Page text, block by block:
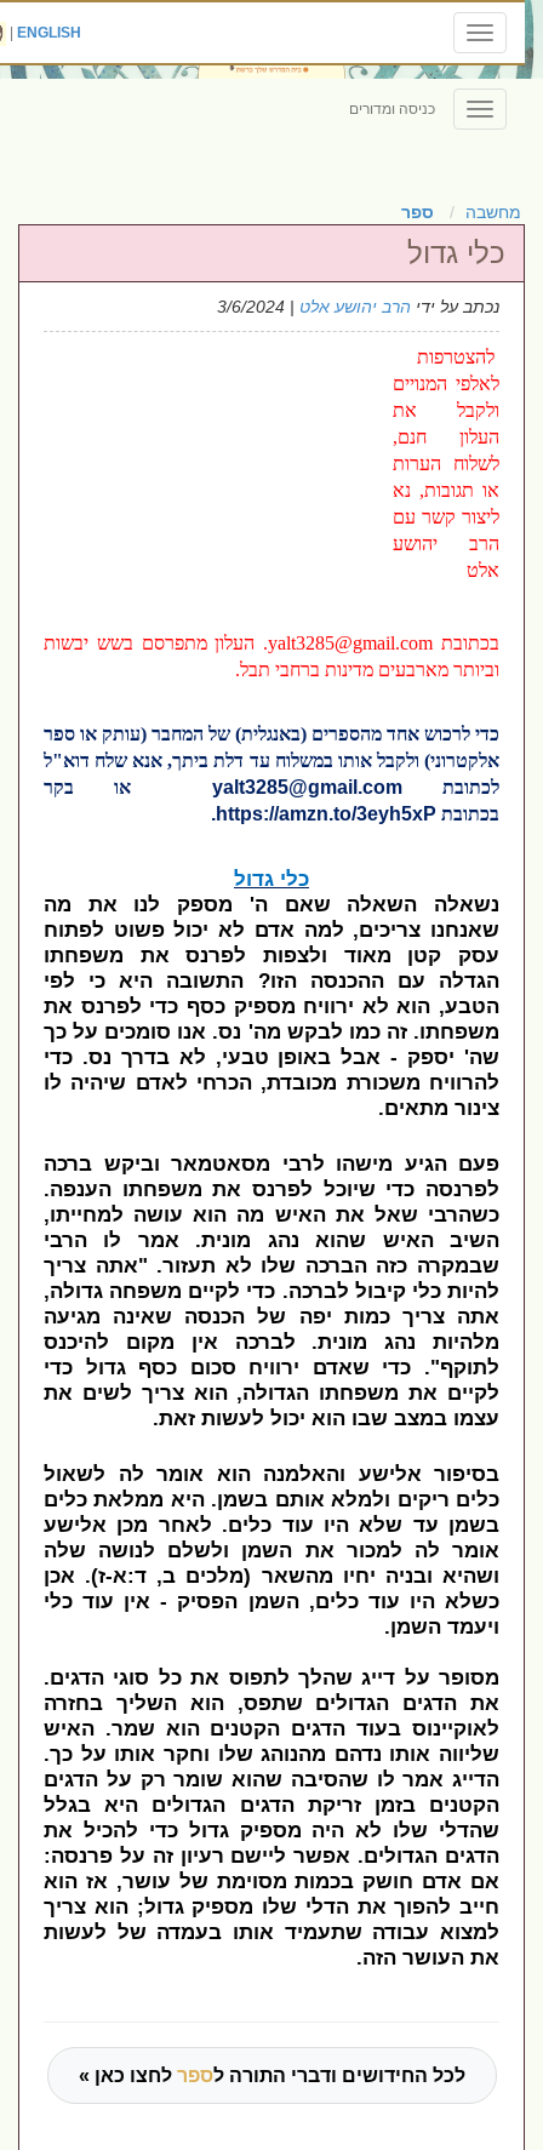
Toggle
navigation
ENGLISH
|
Toggle
navigation
כניסה ומדורים
מחשבה ספר
כלי גדול
נכתב על ידיהרב יהושע אלט| 3/6/2024
להצטרפות
לאלפי המנויים
ולקבל את
העלון חנם,
לשלוח הערות
או תגובות, נא
ליצור קשר עם
הרב יהושע
אלט
בכתובתyalt3285@gmail.com. העלון מתפרסם בשש יבשות
וביותר מארבעים מדינות ברחבי תבל.
כדי לרכוש אחד מהספרים (באנגלית) של המחבר (עותק או ספר
אלקטרוני) ולקבל אותו במשלוח עד דלת ביתך, אנא שלח דוא"ל
לכתובת
yalt3285@gmail.com
או בקר
בכתובתhttps://amzn.to/3eyh5xP
.
כלי גדול
נשאלה השאלה שאם ה' מספק לנו את מה
שאנחנו צריכים, למה אדם לא יכול פשוט לפתוח
עסק קטן מאוד ולצפות לפרנס את משפחתו
הגדלה עם ההכנסה הזו? התשובה היא כי לפי
הטבע, הוא לא ירוויח מספיק כסף כדי לפרנס את
משפחתו. זה כמו לבקש מה' נס. אנו סומכים על כך
שה' יספק - אבל באופן טבעי, לא בדרך נס. כדי
להרוויח משכורת מכובדת, הכרחי לאדם שיהיה לו
צינור מתאים.
פעם הגיע מישהו לרבי מסאטמאר וביקש ברכה
לפרנסה כדי שיוכל לפרנס את משפחתו הענפה.
כשהרבי שאל את האיש מה הוא עושה למחייתו,
השיב האיש שהוא נהג מונית. אמר לו הרבי
שבמקרה כזה הברכה שלו לא תעזור. "אתה צריך
להיות כלי קיבול לברכה. כדי לקיים משפחה גדולה,
אתה צריך כמות יפה של הכנסה שאינה מגיעה
מלהיות נהג מונית. לברכה אין מקום להיכנס
לתוקף". כדי שאדם ירוויח סכום כסף גדול כדי
לקיים את משפחתו הגדולה, הוא צריך לשים את
עצמו במצב שבו הוא יכול לעשות זאת.
בסיפור אלישע והאלמנה הוא אומר לה לשאול
כלים ריקים ולמלא אותם בשמן. היא ממלאת כלים
בשמן עד שלא היו עוד כלים. לאחר מכן אלישע
אומר לה למכור את השמן ולשלם לנושה שלה
ושהיא ובניה יחיו מהשאר (מלכים ב, ד:א-ז). אכן
כשלא היו עוד כלים, השמן הפסיק - אין עוד כלי
ויעמד השמן.
מסופר על דייג שהלך לתפוס את כל סוגי הדגים.
את הדגים הגדולים שתפס, הוא השליך בחזרה
לאוקיינוס בעוד הדגים הקטנים הוא שמר. האיש
שליווה אותו נדהם מהנוהג שלו וחקר אותו על כך.
הדייג אמר לו שהסיבה שהוא שומר רק על הדגים
הקטנים בזמן זריקת הדגים הגדולים היא בגלל
שהדלי שלו לא היה מספיק גדול כדי להכיל את
הדגים הגדולים. אפשר ליישם רעיון זה על פרנסה:
אם אדם חושק בכמות מסוימת של עושר, אז הוא
חייב להפוך את הדלי שלו מספיק גדול; הוא צריך
למצוא עבודה שתעמיד אותו בעמדה של לעשות
את העושר הזה.
לכל החידושים ודברי התורה לספרלחצו כאן »